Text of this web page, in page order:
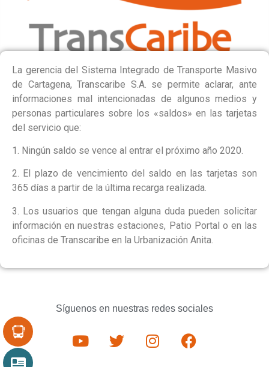
La gerencia del Sistema Integrado de Transporte Masivo
de Cartagena, Transcaribe S.A. se permite aclarar, ante
informaciones mal intencionadas de algunos medios y
personas particulares sobre los «saldos» en las tarjetas
del servicio que:
1. Ningún saldo se vence al entrar el próximo año 2020.
2. El plazo de vencimiento del saldo en las tarjetas son
365 días a partir de la última recarga realizada.
3. Los usuarios que tengan alguna duda pueden solicitar
información en nuestras estaciones, Patio Portal o en las
oficinas de Transcaribe en la Urbanización Anita.
Síguenos en nuestras redes sociales